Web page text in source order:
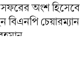
সফরের অংশ হিসেবে
বিএনপি চেয়ারম্যান